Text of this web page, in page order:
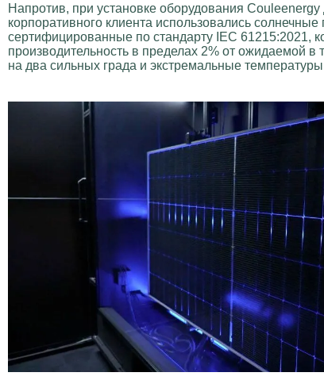
Напротив, при установке оборудования Couleenergy
корпоративного клиента использовались солнечные
сертифицированные по стандарту IEC 61215:2021,
производительность в пределах 2% от ожидаемой в
на два сильных града и экстремальные